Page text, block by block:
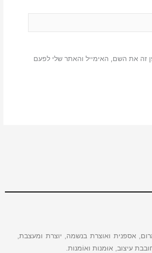
זה את השם, האימייל והאתר שלי לפעם
אספנית ואוצרת בנשמה, יוצרת ומעצבת,
עיצוב, אוּמנות ואוֹמנות.